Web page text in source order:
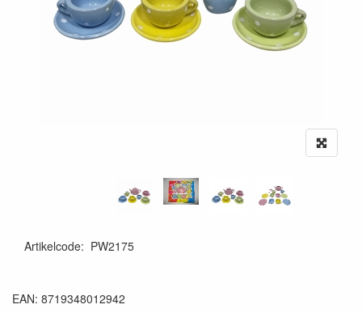
Artikelcode: PW2175
EAN: 8719348012942